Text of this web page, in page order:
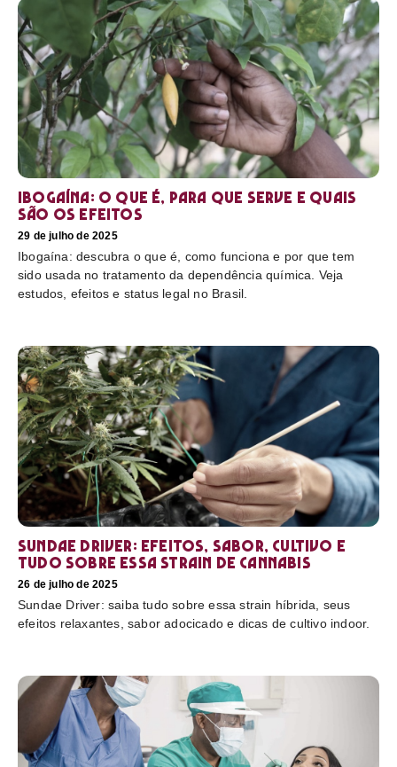
Ibogaína: o que é, para que serve e quais
são os efeitos
29 de julho de 2025
Ibogaína: descubra o que é, como funciona e por que tem
sido usada no tratamento da dependência química. Veja
estudos, efeitos e status legal no Brasil.
Sundae Driver: efeitos, sabor, cultivo e
tudo sobre essa strain de cannabis
26 de julho de 2025
Sundae Driver: saiba tudo sobre essa strain híbrida, seus
efeitos relaxantes, sabor adocicado e dicas de cultivo indoor.